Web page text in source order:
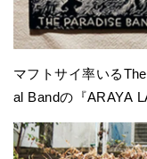
マフトサイ率いる
al Bandの『ARAYA